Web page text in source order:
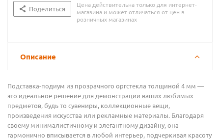
Поделиться
Цена действительна только для интернет-
магазина и может отличаться от цен в
розничных магазинах
Описание
Подставка-подиум из прозрачного оргстекла толщиной 4 мм —
это идеальное решение для демонстрации ваших любимых
предметов, будь то сувениры, коллекционные вещи,
произведения искусства или рекламные материалы. Благодаря
своему минималистичному и элегантному дизайну, она
гармонично вписывается в любой интерьер, подчеркивая красоту